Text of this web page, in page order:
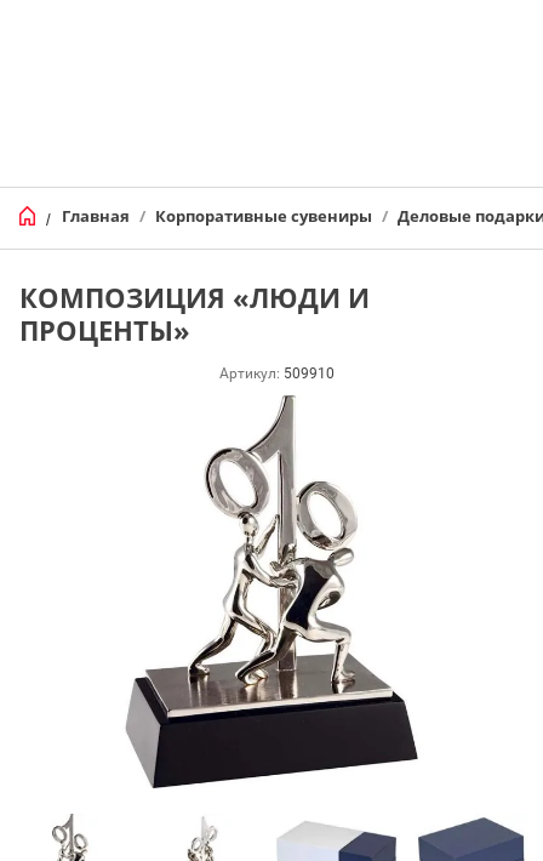
/ Главная / Корпоративные сувениры / Деловые
КОМПОЗИЦИЯ «ЛЮДИ И
ПРОЦЕНТЫ»
Артикул: 509910